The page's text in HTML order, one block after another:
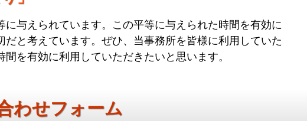
に与えられています。この平等に与えられた時間を有効に
だと考えています。ぜひ、当事務所を皆様に利用していた
間を有効に利用していただきたいと思います。
わせフォーム